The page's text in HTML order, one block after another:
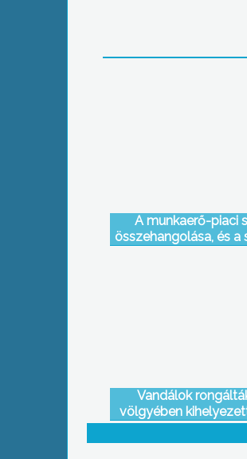
A munkaerő-piaci
összehangolása, és
Vandálok
völgyében